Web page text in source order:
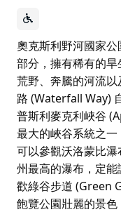
奧克斯利野河國家
部分，擁有稀有的
荒野、奔騰的河流
路 (Waterfall Way)
普斯利麥克利峽谷
最大的峽谷系統之
可以參觀沃洛蒙比
州最高的瀑布，定
歡綠谷步道 (Green
飽覽公園壯麗的景